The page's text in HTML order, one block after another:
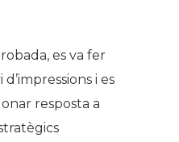
es va fer
i es
resposta a